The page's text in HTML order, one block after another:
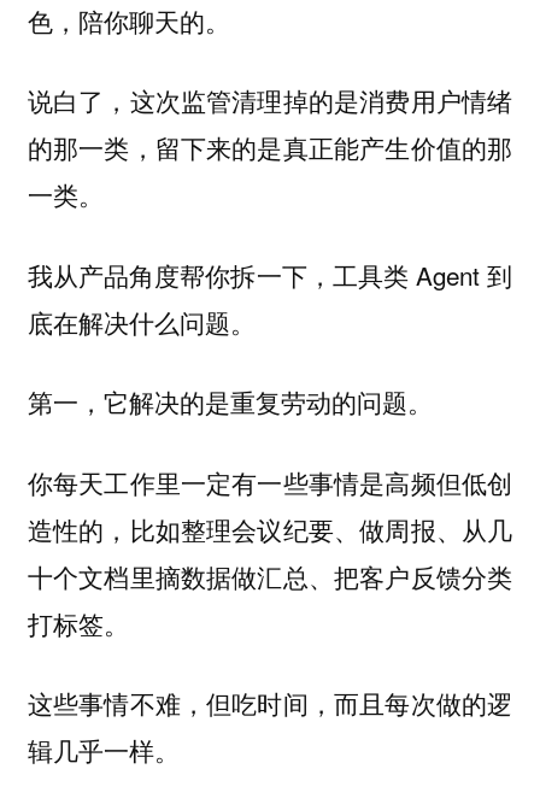
色，陪你聊天的。
说白了，这次监管清理掉的是消费用户情绪
的那一类，留下来的是真正能产生价值的那
一类。
我从产品角度帮你拆一下，工具类 Agent 到
底在解决什么问题。
第一，它解决的是重复劳动的问题。
你每天工作里一定有一些事情是高频但低创
造性的，比如整理会议纪要、做周报、从几
十个文档里摘数据做汇总、把客户反馈分类
打标签。
这些事情不难，但吃时间，而且每次做的逻
辑几乎一样。